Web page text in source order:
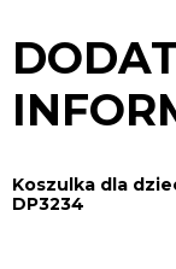
Koszulka dla
DP3234